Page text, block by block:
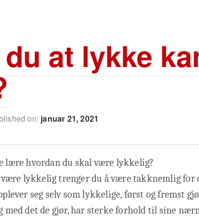
at lykke
on: januar 21, 2021
lære hvordan du skal være lykkelig?
lykkelig trenger du å være takknemlig for
seg selv som lykkelige, først og fremst
med det de gjør, har sterke forhold til sine